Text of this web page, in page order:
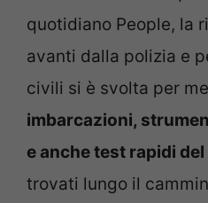
quotidiano People, la
avanti dalla polizia e
civili si è svolta per
imbarcazioni,
e anche test rapidi del
trovati lungo il